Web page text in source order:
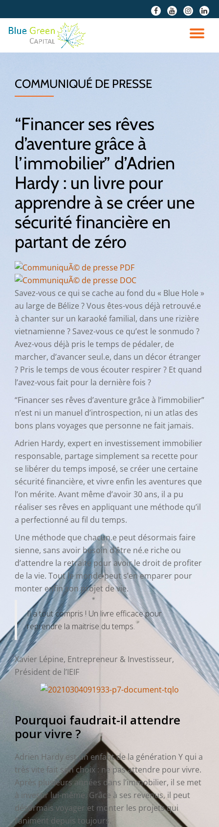
fa-
facebook
fa-
youtube
fa-
instagram
fa-
COMMUNIQUÉ DE PRESSE
“Financer ses rêves
d’aventure grâce à
l’immobilier” d’Adrien
Hardy : un livre pour
apprendre à se créer une
sécurité financière en
partant de zéro
Savez-vous ce qui se cache au fond du « Blue Hole »
au large de Bélize ? Vous êtes-vous déjà retrouvé.e
à chanter sur un karaoké familial, dans une rizière
vietnamienne ? Savez-vous ce qu’est le sonmudo ?
Avez-vous déjà pris le temps de pédaler, de
marcher, d’avancer seul.e, dans un décor étranger
? Pris le temps de vous écouter respirer ? Et quand
l’avez-vous fait pour la dernière fois ?
“Financer ses rêves d’aventure grâce à l’immobilier”
n’est ni un manuel d’introspection, ni un atlas des
bons plans voyages que personne ne fait jamais.
Adrien Hardy, expert en investissement immobilier
responsable, partage simplement sa recette pour
se libérer du temps imposé, se créer une certaine
sécurité financière, et vivre enfin les aventures que
l’on mérite. Avant même d’avoir 30 ans, il a pu
réaliser ses rêves en appliquant une méthode qu’il
a perfectionné au fil du temps.
Une méthode que chacun.e peut désormais faire
sienne, sans avoir besoin d’être né.e riche ou
d’attendre la retraite pour avoir le droit de profiter
de la vie. Tout le monde peut s’en emparer pour
monter enfin son projet de vie.
Il a tout compris ! Un livre efficace pour
reprendre la maitrise du temps.
Xavier Lépine, Entrepreneur & Investisseur,
Président de l’IEIF
Pourquoi faudrait-il attendre
pour vivre ?
Adrien Hardy est un enfant de la génération Y qui a
très vite fait son choix : ne pas attendre pour vivre.
Après plusieurs années dans l’immobilier, il se met
à investir lui-même. Grâce à ses revenus, il peut
désormais voyager et monter les projets qui
l’animent depuis toujours.